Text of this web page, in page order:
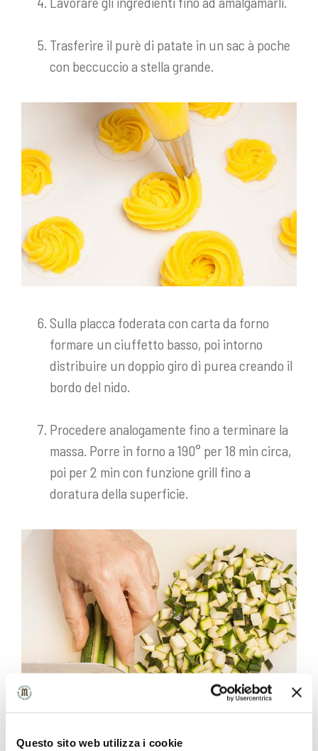
Questo sito web utilizza i cookie
Trasferire il purè di patate in un sac à poche
con beccuccio a stella grande.
Sulla placca foderata con carta da forno
formare un ciuffetto basso, poi intorno
distribuire un doppio giro di purea creando il
bordo del nido.
Procedere analogamente fino a terminare la
massa. Porre in forno a 190° per 18 min circa,
poi per 2 min con funzione grill fino a
doratura della superficie.